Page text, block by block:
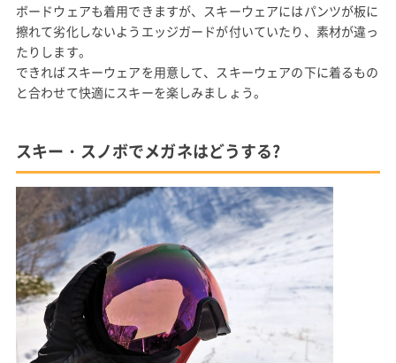
ボードウェアも着用できますが、スキーウェアにはパンツが板に
擦れて劣化しないようエッジガードが付いていたり、素材が違っ
たりします。
できればスキーウェアを用意して、スキーウェアの下に着るもの
と合わせて快適にスキーを楽しみましょう。
スキー・スノボでメガネはどうする?